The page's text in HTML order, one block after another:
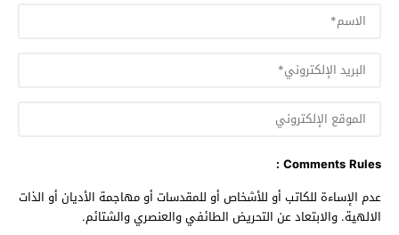
Comments Rules :
عدم الإساءة للكاتب أو للأشخاص أو للمقدسات أو مهاجمة الأديان أو الذات
الالهية. والابتعاد عن التحريض الطائفي والعنصري والشتائم.